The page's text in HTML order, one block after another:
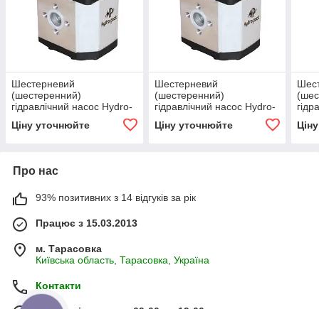
Шестерневий
(шестеренний)
гідравлічний насос Hydro-
Ціну уточнюйте
Шестерневий
(шестеренний)
гідравлічний насос Hydro-
Ціну уточнюйте
Про нас
93% позитивних з 14 відгуків за рік
Працює з 15.03.2013
м. Тарасовка
Київська область, Тарасовка, Україна
Контакти